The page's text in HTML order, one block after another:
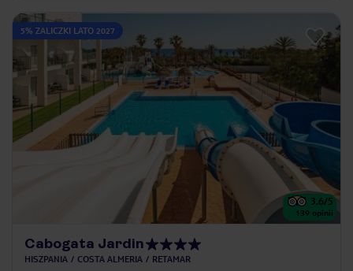
5% ZALICZKI LATO 2027
3.6/5
139 opinii
Cabogata Jardin
HISZPANIA COSTA ALMERIA RETAMAR